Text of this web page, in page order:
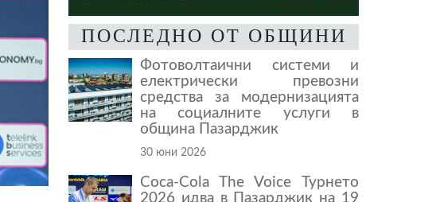
ПОСЛЕДНО ОТ ОБЩИНИ
Фотоволтаични системи и
електрически превозни
средства за модернизацията
на социалните услуги в
община Пазарджик
30 юни 2026
Coca-Cola The Voice Турнето
2026 идва в Пазарджик на 19